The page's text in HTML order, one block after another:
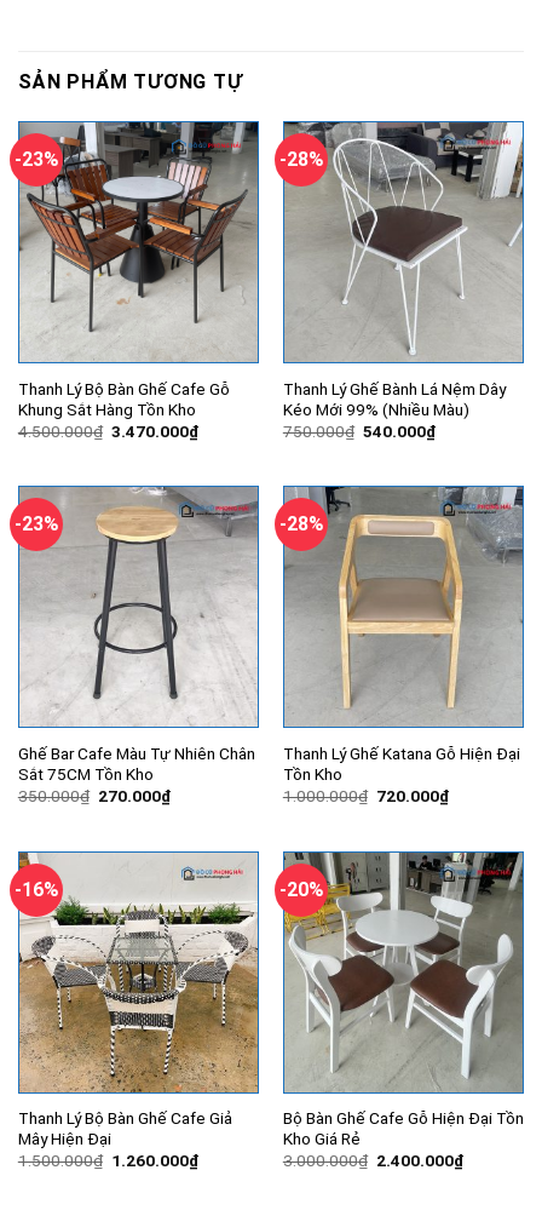
SẢN PHẨM TƯƠNG TỰ
-23%
Thanh Lý Bộ Bàn Ghế Cafe Gỗ
Khung Sắt Hàng Tồn Kho
4.500.000₫ Giá
3.470.000₫Giá
hiện
3.470.000₫.
-28%
Thanh Lý Ghế Bành Lá Nệm Dây
Kéo Mới 99% (Nhiều Màu)
750.000₫ Giá
540.000₫Giá
hiện
540.000₫.
-23%
Ghế Bar Cafe Màu Tự Nhiên Chân
Sắt 75CM Tồn Kho
350.000₫ Giá
270.000₫Giá
hiện
270.000₫.
-28%
Thanh Lý Ghế Katana Gỗ Hiện Đại
Tồn Kho
1.000.000₫ Giá
720.000₫Giá
hiện
720.000₫.
-16%
Thanh Lý Bộ Bàn Ghế Cafe Giả
Mây Hiện Đại
1.500.000₫ Giá
1.260.000₫Giá
hiện
-20%
Bộ Bàn Ghế Cafe Gỗ Hiện Đại Tồn
Kho Giá Rẻ
3.000.000₫ Giá
2.400.000₫Giá
hiện